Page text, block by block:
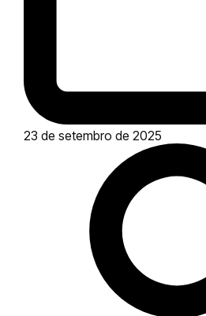
23 de setembro de 2025